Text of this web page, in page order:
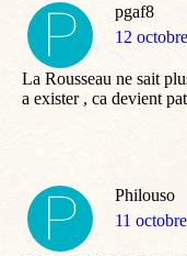
pgaf8
dit
12
La Rousseau ne sait
a exister , ca devient
Philouso
dit
11